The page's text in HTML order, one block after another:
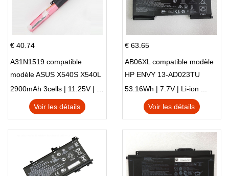
€ 40.74
A31N1519 compatible
modèle ASUS X540S X540L
X540LA-SI302 X540SA
X540S
2900mAh 3cells | 11.25V | Li-ion ...
Voir les détails
€ 63.65
AB06XL compatible modèle
HP ENVY 13-AD023TU
HSTNN-DB8C 921438-855
TPN-I128
53.16Wh | 7.7V | Li-ion ...
Voir les détails